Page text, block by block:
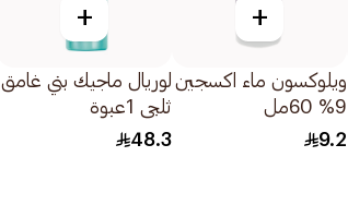
+
ويلوكسون ماء اكسجين
9% 60مل
9.2
+
لوريال ماجيك بني غامق
ثلجي 1عبوة
48.3